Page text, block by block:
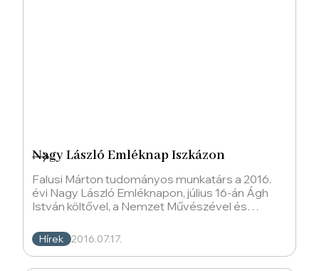
Nagy László Emléknap Iszkázon
Falusi Márton tudományos munkatárs a 2016.
évi Nagy László Emléknapon, július 16-án Ágh
István költővel, a Nemzet Művészével és
Hírek 2016.07.17.